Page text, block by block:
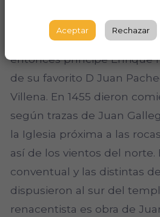
Monasterio Jerónimo
entonces príncipe Enrique
de su favorito D Juan
Villena. En 1455 dieron
según trazas de Juan
la Iglesia próxima a las
así de los vientos del norte.
conventual y las distintas
dispusieron al sur del
renacentista es obra de
Aceptar Rechazar